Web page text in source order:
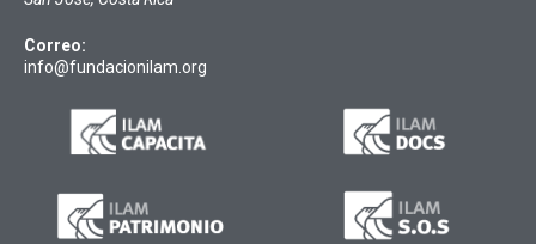
Correo:
info@fundacionilam.org